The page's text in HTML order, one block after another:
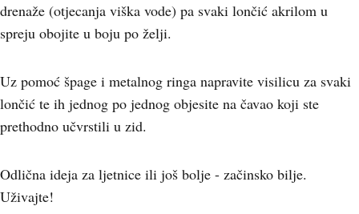
drenaže (otjecanja viška vode) pa svaki lončić akrilom u
spreju obojite u boju po želji.
Uz pomoć špage i metalnog ringa napravite visilicu za svaki
lončić te ih jednog po jednog objesite na čavao koji ste
prethodno učvrstili u zid.
Odlična ideja za ljetnice ili još bolje - začinsko bilje.
Uživajte!